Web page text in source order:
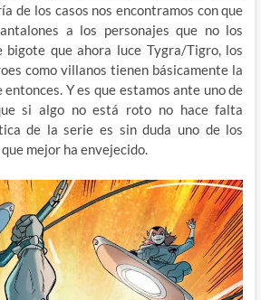
de los casos nos encontramos con que
a los personajes que no los
bigote que ahora luce Tygra/Tigro, los
como villanos tienen básicamente la
Y es que estamos ante uno de
si algo no está roto no hace falta
de la serie es sin duda uno de los
mejor ha envejecido.